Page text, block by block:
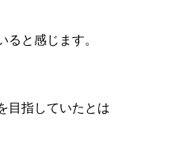
ると感じます。
目指していたとは